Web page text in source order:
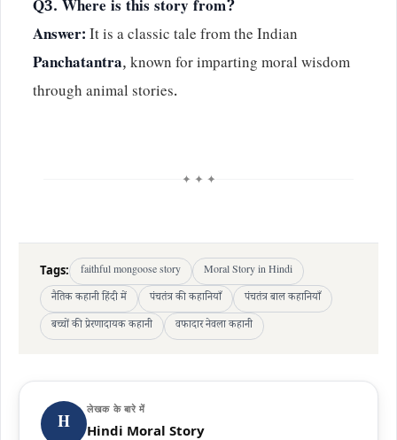
Q3. Where is this story from?
Answer:It is a classic tale from the Indian
Panchatantra, known for imparting moral wisdom
through animal stories.
✦ ✦ ✦
Tags: faithful mongoose story
Moral Story in Hindi
नैतिक कहानी हिंदी में
पंचतंत्र की कहानियाँ
पंचतंत्र बाल कहानियाँ
बच्चों की प्रेरणादायक कहानी
वफादार नेवला कहानी
H
लेखक के बारे में
Hindi Moral Story